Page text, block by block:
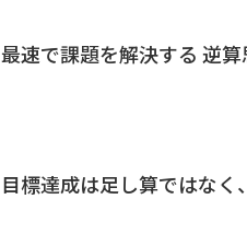
最速で課題を解決する 逆算
目標達成は足し算ではなく、